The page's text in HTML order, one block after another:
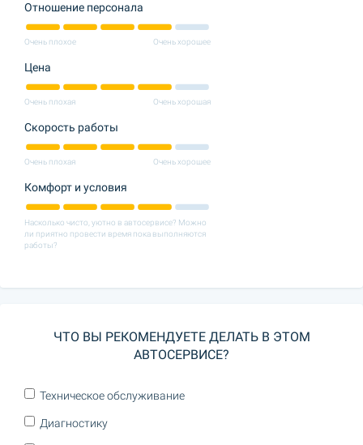
Отношение персонала
Очень плохое Очень хорошее
Цена
Очень плохая Очень хорошая
Скорость работы
Очень плохая Очень хорошее
Комфорт и условия
Насколько чисто, уютно в автосервисе? Можно
ли приятно провести время пока выполняются
работы?
ЧТО ВЫ РЕКОМЕНДУЕТЕ ДЕЛАТЬ В ЭТОМ
АВТОСЕРВИСЕ?
Техническое обслуживание
Диагностику